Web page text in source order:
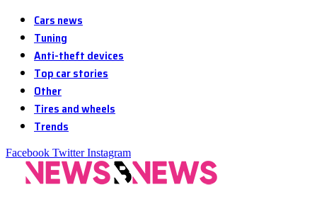
Cars news
Tuning
Anti-theft devices
Top car stories
Other
Tires and wheels
Trends
Facebook Twitter Instagram